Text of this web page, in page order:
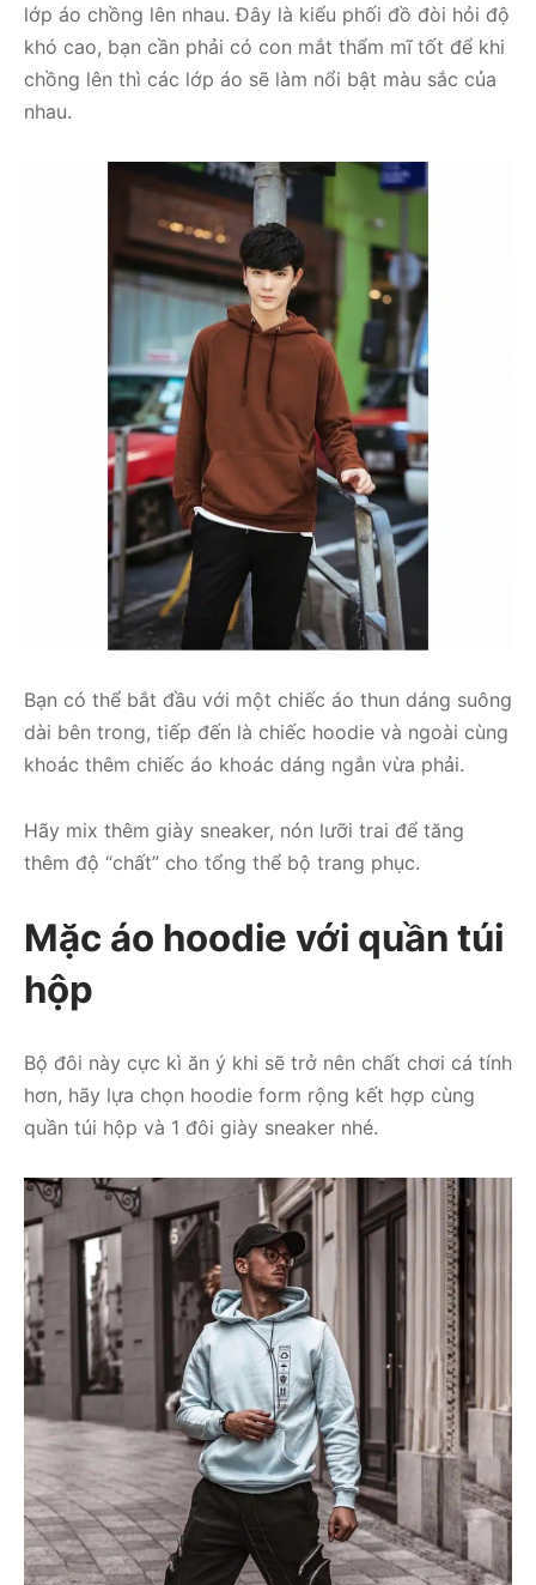
lớp áo chồng lên nhau. Đây là kiểu phối đồ đòi hỏi độ
khó cao, bạn cần phải có con mắt thẩm mĩ tốt để khi
chồng lên thì các lớp áo sẽ làm nổi bật màu sắc của
nhau.
Bạn có thể bắt đầu với một chiếc áo thun dáng suông
dài bên trong, tiếp đến là chiếc hoodie và ngoài cùng
khoác thêm chiếc áo khoác dáng ngắn vừa phải.
Hãy mix thêm giày sneaker, nón lưỡi trai để tăng
thêm độ “chất” cho tổng thể bộ trang phục.
Mặc áo hoodie với quần túi
hộp
Bộ đôi này cực kì ăn ý khi sẽ trở nên chất chơi cá tính
hơn, hãy lựa chọn hoodie form rộng kết hợp cùng
quần túi hộp và 1 đôi giày sneaker nhé.